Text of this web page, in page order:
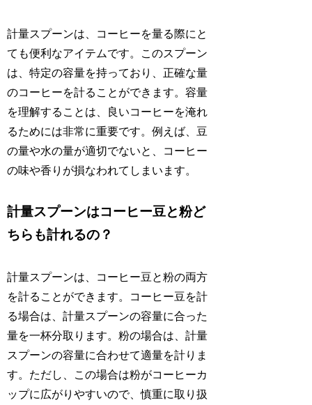
計量スプーンは、コーヒーを量る際にと
ても便利なアイテムです。このスプーン
は、特定の容量を持っており、正確な量
のコーヒーを計ることができます。容量
を理解することは、良いコーヒーを淹れ
るためには非常に重要です。例えば、豆
の量や水の量が適切でないと、コーヒー
の味や香りが損なわれてしまいます。
計量スプーンはコーヒー豆と粉ど
ちらも計れるの？
計量スプーンは、コーヒー豆と粉の両方
を計ることができます。コーヒー豆を計
る場合は、計量スプーンの容量に合った
量を一杯分取ります。粉の場合は、計量
スプーンの容量に合わせて適量を計りま
す。ただし、この場合は粉がコーヒーカ
ップに広がりやすいので、慎重に取り扱